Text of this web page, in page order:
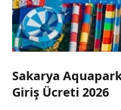
Sakarya
Giriş Ücreti 2026